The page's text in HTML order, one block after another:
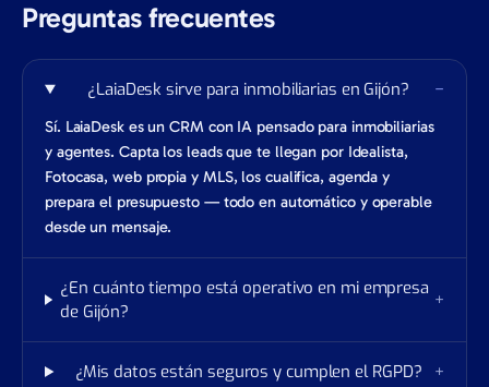
Preguntas frecuentes
¿LaiaDesk sirve para inmobiliarias en Gijón? −
Sí. LaiaDesk es un CRM con IA pensado para inmobiliarias
y agentes. Capta los leads que te llegan por Idealista,
Fotocasa, web propia y MLS, los cualifica, agenda y
prepara el presupuesto — todo en automático y operable
desde un mensaje.
¿En cuánto tiempo está operativo en mi empresa
de Gijón?
+
¿Mis datos están seguros y cumplen el RGPD? +